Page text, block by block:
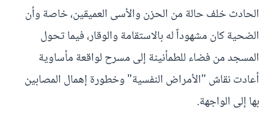
الحادث خلف حالة من الحزن والأسى العميقين، خاصة وأن
الضحية كان مشهوداً له بالاستقامة والوقار، فيما تحول
المسجد من فضاء للطمأنينة إلى مسرح لواقعة مأساوية
أعادت نقاش "الأمراض النفسية" وخطورة إهمال المصابين
بها إلى الواجهة.